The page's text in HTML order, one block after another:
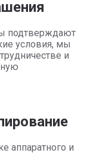
подтверждают
условия, мы
и
аппаратного и